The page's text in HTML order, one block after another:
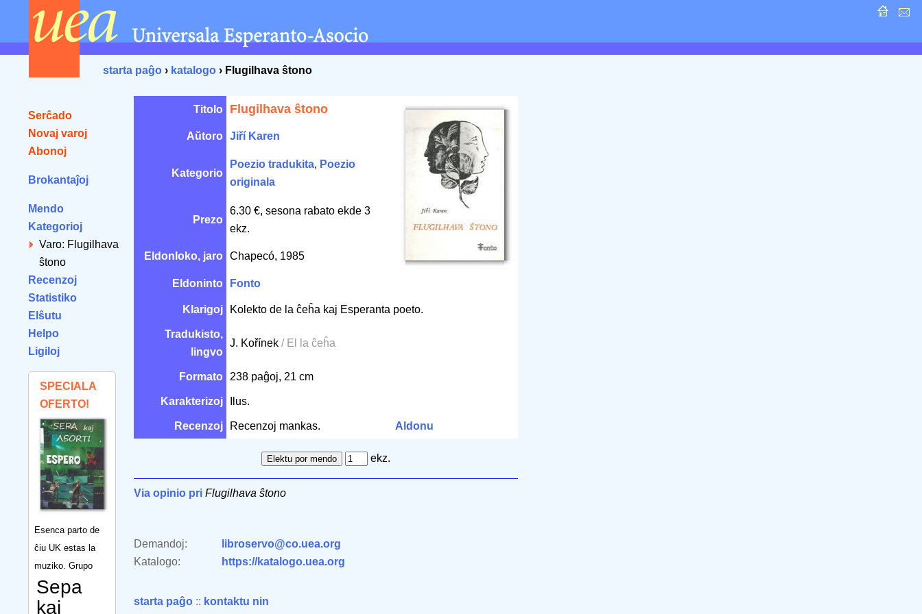
starta paĝo › katalogo › Flugilhava ŝtono
Serĉado
Novaj varoj
Abonoj
Brokantaĵoj
Mendo
Kategorioj
Varo: Flugilhava
ŝtono
Recenzoj
Statistiko
Elŝutu
Helpo
Ligiloj
SPECIALA
OFERTO!
Esenca parto de
ĉiu UK estas la
muziko. Grupo
Sepa
kaj
Titolo Flugilhava ŝtono
Aŭtoro Jiří Karen
Kategorio
Poezio tradukita, Poezio
originala
Prezo
6.30 €, sesona rabato ekde 3
ekz.
Eldonloko, jaro Chapecó, 1985
Eldoninto Fonto
Klarigoj Kolekto de la ĉeĥa kaj Esperanta poeto.
Tradukisto,
lingvo
J. Kořínek / El la ĉeĥa
Formato 238 paĝoj, 21 cm
Karakterizoj Ilus.
Recenzoj Recenzoj mankas. Aldonu
ekz.
Via opinio pri Flugilhava ŝtono
Demandoj:
libroservo@co.uea.org
Katalogo:
https://katalogo.uea.org
starta paĝo :: kontaktu nin